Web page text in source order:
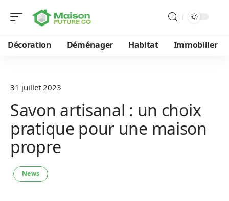
Décoration Déménager Habitat Immobilier
31 juillet 2023
Savon artisanal : un choix
pratique pour une maison
propre
News